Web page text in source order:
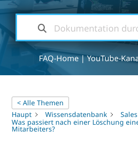
FAQ-Home|YouTube-
< Alle Themen
Haupt
Wissensdatenbank
Was passiert nach einer Löschung
Mitarbeiters?